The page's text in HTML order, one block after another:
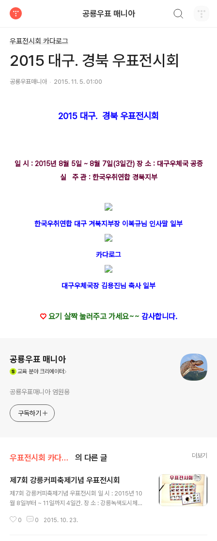
공룡우표 매니아
우표전시회 카다로그
2015 대구. 경북 우표전시회
공룡우표매니아 2015. 11. 5. 01:00
2015 대구. 경북 우표전시회
일 시 : 2015년 8월 5일 ~ 8월 7일(3일간) 장 소 : 대구우체국 공증
실 주 관 : 한국우취연합 경북지부
한국우취연합 대구 겨북지부장 이복규님 인사말 일부
카다로그
대구우체국장 김용진님 축사 일부
♡ 요기 살짝 눌러주고 가세요~~ 감사합니다.
공룡우표 매니아
교육분야 크리에이터
공룡우표매니아 엄원용
구독하기
우표전시회 카다로그 의 다른 글 더보기
제7회 강릉커피축제기념 우표전시회
제7회 강릉커피축제기념 우표전시회 일 시 : 2015년 10
월 8일부터 ~ 11일까지 4일간. 장 소 : 강릉녹색도시체험
후 원 : 강원지방우정청 강릉우체국 한국우취연합 재)강릉
0 0 2015. 10. 23.